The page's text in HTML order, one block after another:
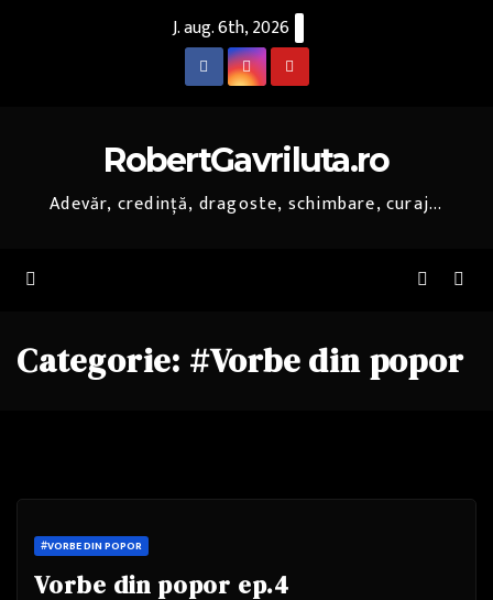
J. aug. 6th, 2026
RobertGavriluta.ro
Adevăr, credință, dragoste, schimbare, curaj...
Categorie: #Vorbe din popor
#VORBE DIN POPOR
Vorbe din popor ep.4